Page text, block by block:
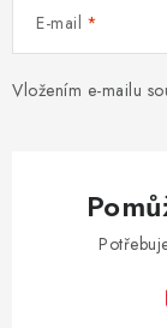
E-mail
Vložením e-mailu